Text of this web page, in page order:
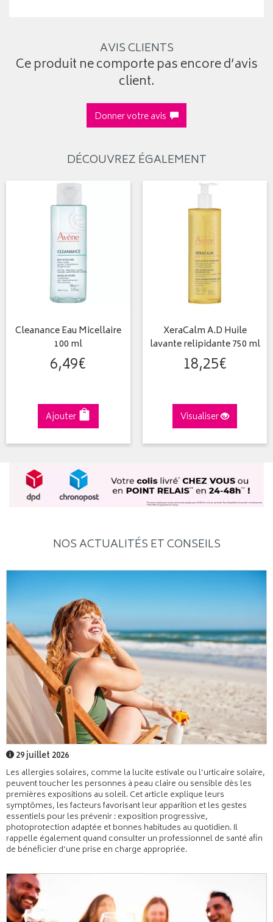
AVIS CLIENTS
Ce produit ne comporte pas encore d’avis
client.
Donner votre avis
DÉCOUVREZ ÉGALEMENT
Cleanance Eau Micellaire
100 ml
6,49€
Ajouter
XeraCalm A.D Huile
lavante relipidante 750 ml
18,25€
Visualiser
NOS ACTUALITÉS ET CONSEILS
29 juillet 2026
Les allergies solaires, comme la lucite estivale ou l’urticaire solaire,
peuvent toucher les personnes à peau claire ou sensible dès les
premières expositions au soleil. Cet article explique leurs
symptômes, les facteurs favorisant leur apparition et les gestes
essentiels pour les prévenir : exposition progressive,
photoprotection adaptée et bonnes habitudes au quotidien. Il
rappelle également quand consulter un professionnel de santé afin
de bénéficier d’une prise en charge appropriée.